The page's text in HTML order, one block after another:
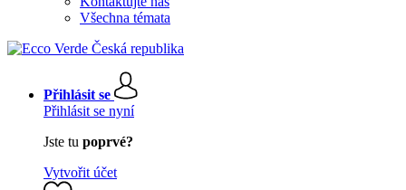
Všechna témata
Přihlásit se
Přihlásit se nyní
Jste tu poprvé?
Vytvořit účet